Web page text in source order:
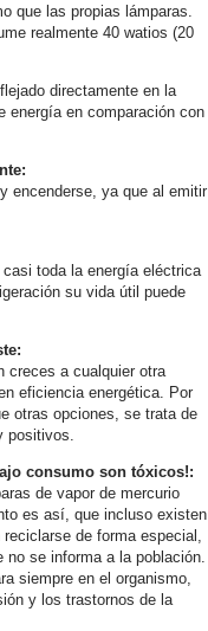
que las propias lámparas.
realmente 40 watios (20
directamente en la
energía en comparación con
encenderse, ya que al emitir
toda la energía eléctrica
su vida útil puede
creces a cualquier otra
eficiencia energética. Por
otras opciones, se trata de
positivos.
consumo son tóxicos!:
de vapor de mercurio
es así, que incluso existen
de forma especial,
se informa a la población.
siempre en el organismo,
y los trastornos de la